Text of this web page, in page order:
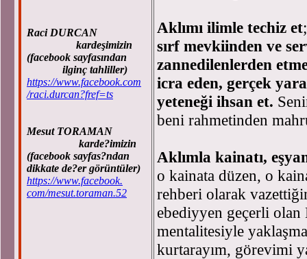
Raci DURCAN
kardeşimizin
(facebook sayfasından
ilginç tahliller)
https://www.facebook.com
/raci.durcan?fref=ts
Mesut TORAMAN
karde?imizin
(facebook sayfas?ndan
dikkate de?er görüntüler)
https://www.facebook.
com/mesut.toraman.52
Aklımı ilimle techiz et
sırf mevkiinden ve
zannedilenlerden
icra eden, gerçek
yeteneği ihsan et.
beni rahmetinden
Aklımla kainatı,
o kainata düzen, o
rehberi olarak
ebediyyen geçerli olan
mentalitesiyle
kurtarayım, görevimi